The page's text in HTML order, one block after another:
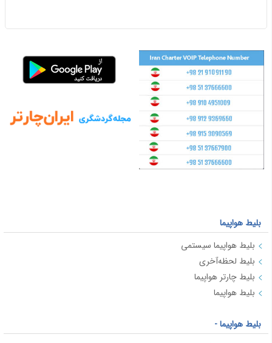
بلیط هواپیما
بلیط هواپیما سیستمی
بلیط لحظه‌آخری
بلیط چارتر هواپیما
بلیط هواپیما
بلیط هواپیما -